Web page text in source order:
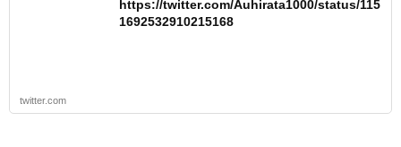
https://twitter.com/Auhirata1000/status/115
1692532910215168
twitter.com